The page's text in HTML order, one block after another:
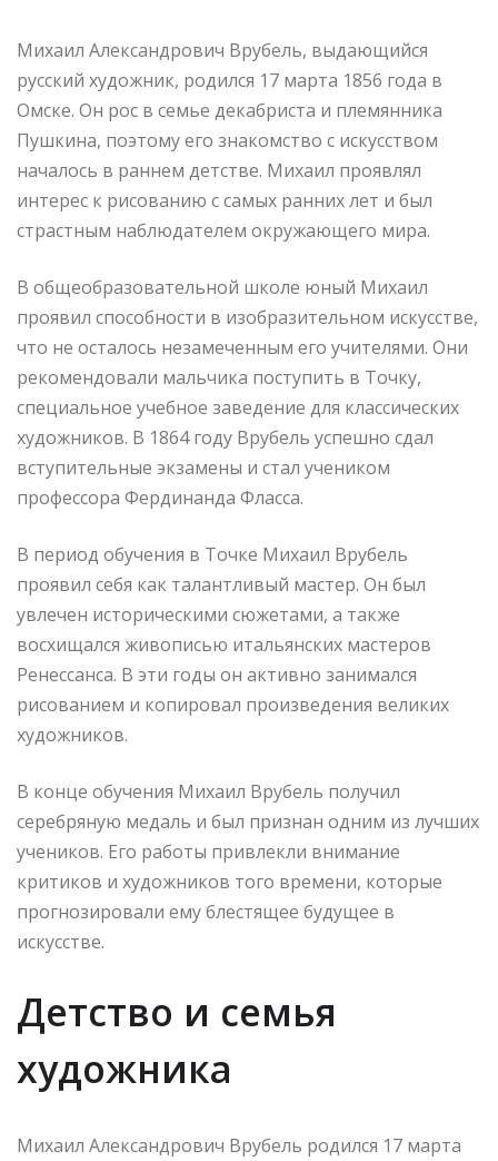
Михаил Александрович Врубель, выдающийся
русский художник, родился 17 марта 1856 года в
Омске. Он рос в семье декабриста и племянника
Пушкина, поэтому его знакомство с искусством
началось в раннем детстве. Михаил проявлял
интерес к рисованию с самых ранних лет и был
страстным наблюдателем окружающего мира.
В общеобразовательной школе юный Михаил
проявил способности в изобразительном искусстве,
что не осталось незамеченным его учителями. Они
рекомендовали мальчика поступить в Точку,
специальное учебное заведение для классических
художников. В 1864 году Врубель успешно сдал
вступительные экзамены и стал учеником
профессора Фердинанда Фласса.
В период обучения в Точке Михаил Врубель
проявил себя как талантливый мастер. Он был
увлечен историческими сюжетами, а также
восхищался живописью итальянских мастеров
Ренессанса. В эти годы он активно занимался
рисованием и копировал произведения великих
художников.
В конце обучения Михаил Врубель получил
серебряную медаль и был признан одним из лучших
учеников. Его работы привлекли внимание
критиков и художников того времени, которые
прогнозировали ему блестящее будущее в
искусстве.
Детство и семья
художника
Михаил Александрович Врубель родился 17 марта